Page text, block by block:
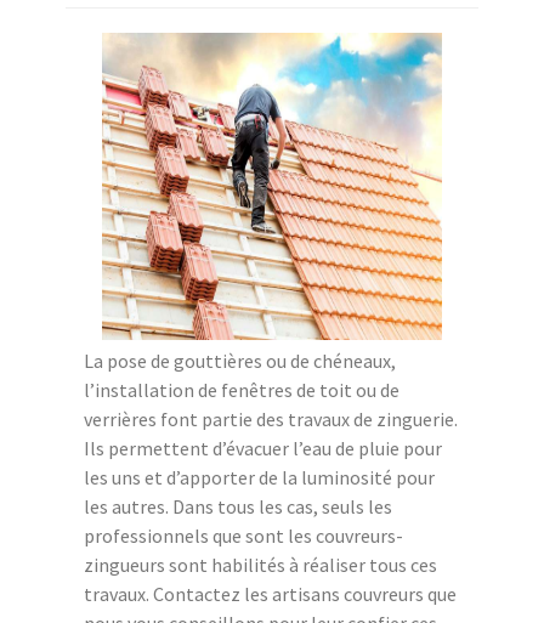
La pose de gouttières ou de chéneaux,
l’installation de fenêtres de toit ou de
verrières font partie des travaux de zinguerie.
Ils permettent d’évacuer l’eau de pluie pour
les uns et d’apporter de la luminosité pour
les autres. Dans tous les cas, seuls les
professionnels que sont les couvreurs-
zingueurs sont habilités à réaliser tous ces
travaux. Contactez les artisans couvreurs que